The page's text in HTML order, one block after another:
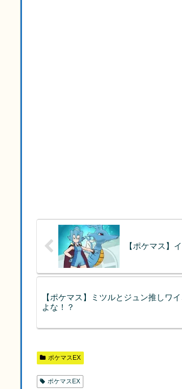
【ポケマス】
【ポケマス】ミツルとジュン推しワ
よな！？
ポケマスEX
ポケマスEX